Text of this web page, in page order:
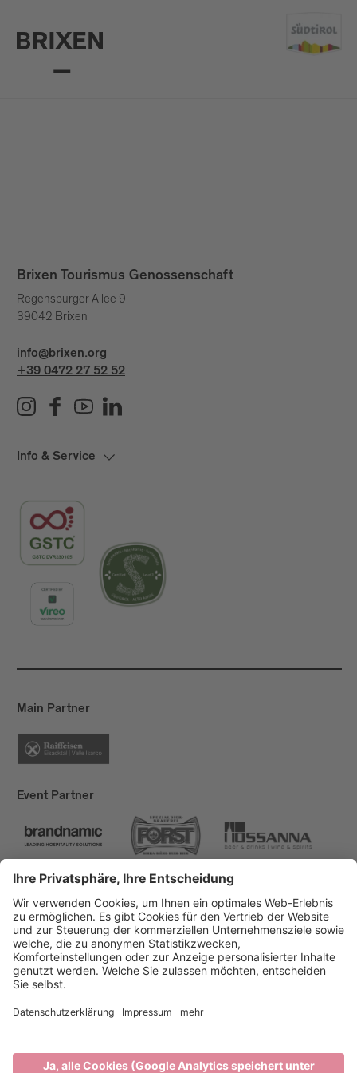
Brixen Tourismus Genossenschaft
Regensburger Allee 9
39042 Brixen
info@brixen.org
+39 0472 27 52 52
Info & Service
Main Partner
Event Partner
Brixen Tourismus
Privacy
Impressum
Förderungen
produced by